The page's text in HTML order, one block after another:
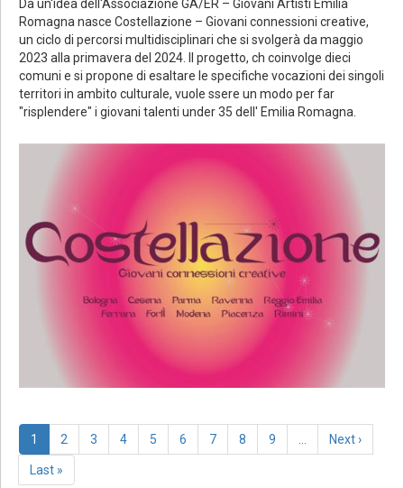
Da un'idea dell'Associazione GA/ER – Giovani Artisti Emilia
Romagna nasce Costellazione – Giovani connessioni creative,
un ciclo di percorsi multidisciplinari che si svolgerà da maggio
2023 alla primavera del 2024. Il progetto, ch coinvolge dieci
comuni e si propone di esaltare le specifiche vocazioni dei singoli
territori in ambito culturale, vuole ssere un modo per far
"risplendere" i giovani talenti under 35 dell' Emilia Romagna.
Paginazione
Pagina
attuale
1 Page
2 Page
3 Page
4 Page
5 Page
6 Page
7 Page
8 Page
9
Pagina
successiva
Next ›
Last
Last »